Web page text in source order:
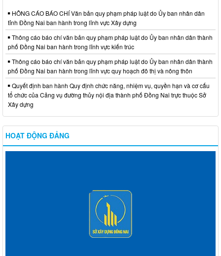
HÔNG CÁO BÁO CHÍ Văn bản quy phạm pháp luật do Ủy ban nhân dân
tỉnh Đồng Nai ban hành trong lĩnh vực Xây dựng
Thông cáo báo chí văn bản quy phạm pháp luật do Ủy ban nhân dân thành
phố Đồng Nai ban hành trong lĩnh vực kiến trúc
Thông cáo báo chí văn bản quy phạm pháp luật do Ủy ban nhân dân thành
phố Đồng Nai ban hành trong lĩnh vực quy hoạch đô thị và nông thôn
Quyết định ban hành Quy định chức năng, nhiệm vụ, quyền hạn và cơ cấu
tổ chức của Cảng vụ đường thủy nội địa thành phố Đồng Nai trực thuộc Sở
Xây dựng
HOẠT ĐỘNG ĐẢNG